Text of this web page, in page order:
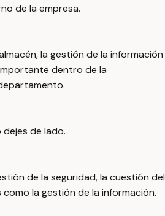
de la empresa.
la gestión de la información
dentro de la
de lado.
de la seguridad, la cuestión del
la gestión de la información.